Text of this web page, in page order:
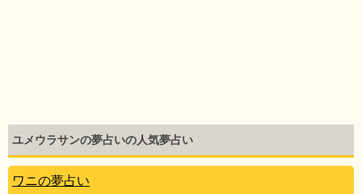
ユメウラサンの夢占いの人気夢占い
ワニの夢占い